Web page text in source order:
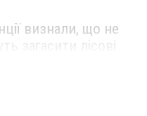
визнали, що не